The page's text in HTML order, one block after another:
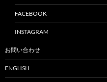
FACEBOOK
INSTAGRAM
お問い合わせ
ENGLISH